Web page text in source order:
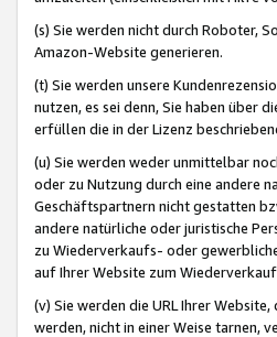
(s) Sie werden nicht durch Roboter,
Amazon-Website generieren.
(t) Sie werden unsere
nutzen, es sei denn, Sie haben über
erfüllen die in der Lizenz
(u) Sie werden weder unmittelbar
oder zu Nutzung durch eine andere
Geschäftspartnern nicht gestatten
andere natürliche oder juristische
zu Wiederverkaufs- oder
auf Ihrer Website zum
(v) Sie werden die URL Ihrer
werden, nicht in einer Weise tarnen,